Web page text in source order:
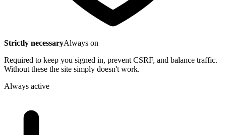
Strictly necessaryAlways on
Required to keep you signed in, prevent CSRF, and balance traffic.
Without these the site simply doesn't work.
Always active